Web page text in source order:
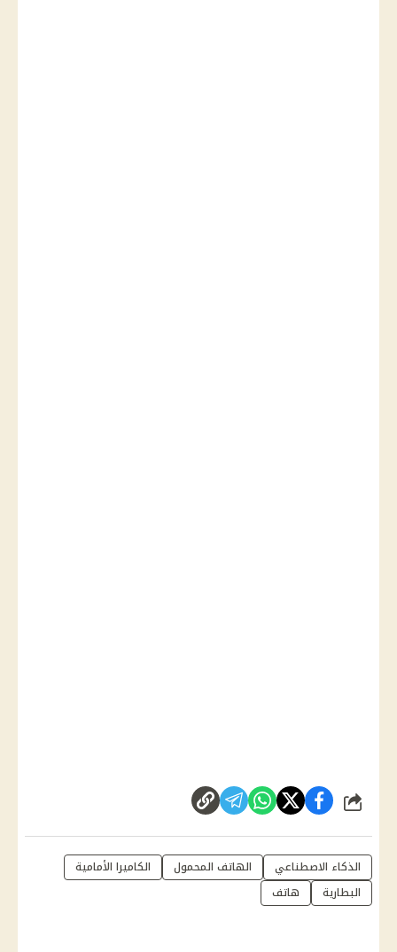
شارك
الذكاء الاصطناعي الهاتف المحمول
الكاميرا الأمامية
البطارية
هاتف